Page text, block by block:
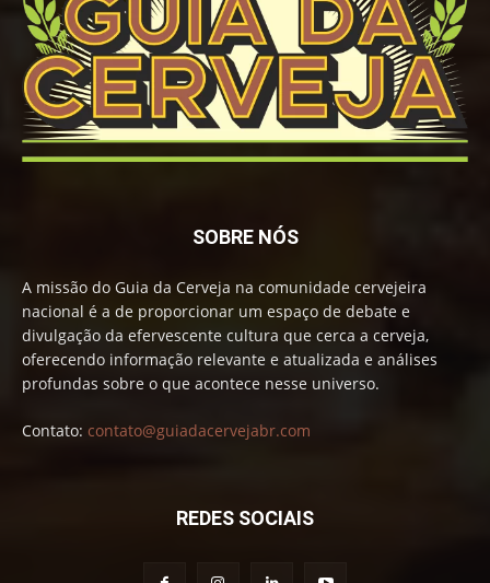
SOBRE NÓS
A missão do Guia da Cerveja na comunidade cervejeira
nacional é a de proporcionar um espaço de debate e
divulgação da efervescente cultura que cerca a cerveja,
oferecendo informação relevante e atualizada e análises
profundas sobre o que acontece nesse universo.
Contato: contato@guiadacervejabr.com
REDES SOCIAIS